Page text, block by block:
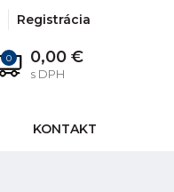
Registrácia
0 0,00 €
s DPH
KONTAKT